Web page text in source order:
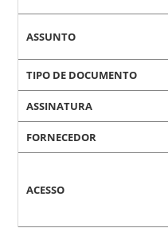
ASSUNTO
TIPO DE DOCUMENTO
ASSINATURA
FORNECEDOR
ACESSO